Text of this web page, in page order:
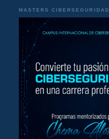
MASTERS CIBERSEGURIDAD